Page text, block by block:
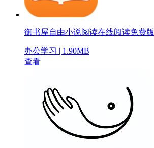
御书屋自由小说阅读在线阅读免费版
办公学习 | 1.90MB
查看